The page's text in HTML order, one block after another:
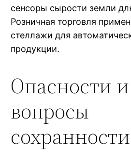
сенсоры сырости земли
Розничная торговля
стеллажи для
продукции.
Опасности и
вопросы